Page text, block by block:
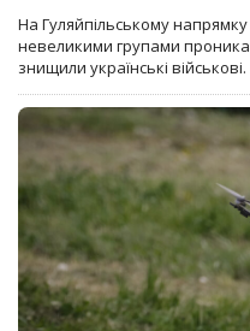
На Гуляйпільському
невеликими групами
знищили українські військові.